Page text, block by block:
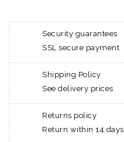
Security guarantees
SSL secure payment
Shipping Policy
See delivery prices
Returns policy
Return within 14 days